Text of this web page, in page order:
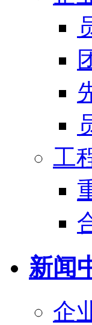
工
新闻
企